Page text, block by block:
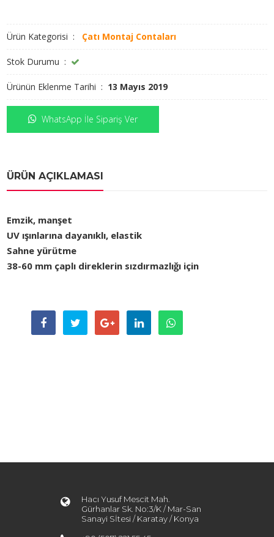
Ürün Kategorisi : Çatı Montaj Contaları
Stok Durumu :
Ürünün Eklenme Tarihi : 13 Mayıs 2019
WhatsApp İle Sipariş Ver
ÜRÜN AÇIKLAMASI
Emzik, manşet
UV ışınlarına dayanıklı, elastik
Sahne yürütme
38-60 mm çaplı direklerin sızdırmazlığı için
Hacı Yusuf Mescit Mah.
Gürhanlar Sk. No:3/K / Mar-San
Sanayi Sİtesi / Karatay / Konya